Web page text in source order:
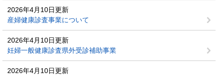
2026年4月10日更新
産婦健康診査事業について
2026年4月10日更新
妊婦一般健康診査県外受診補助事業
2026年4月10日更新